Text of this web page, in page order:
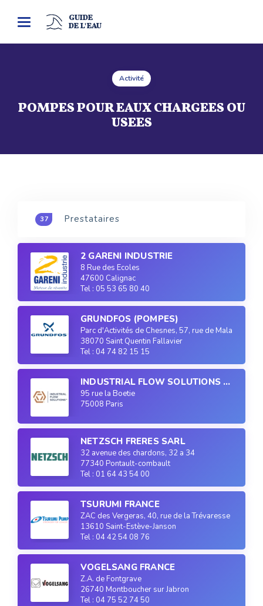
Toggle
GUIDE
DE L'EAU
Activité
POMPES POUR EAUX CHARGEES OU
USEES
37 Prestataires
2 GARENI INDUSTRIE
8 Rue des Ecoles
47600 Calignac
Tel : 05 53 65 80 40
GRUNDFOS (POMPES)
Parc d'Activités de Chesnes, 57, rue de Malacombe
38070 Saint Quentin Fallavier
Tel : 04 74 82 15 15
INDUSTRIAL FLOW SOLUTIONS FRANCE
95 rue la Boetie
75008 Paris
NETZSCH FRERES SARL
32 avenue des chardons, 32 a 34
77340 Pontault-combault
Tel : 01 64 43 54 00
TSURUMI FRANCE
ZAC des Vergeras, 40, rue de la Trévaresse
13610 Saint-Estève-Janson
Tel : 04 42 54 08 76
VOGELSANG FRANCE
Z.A. de Fontgrave
26740 Montboucher sur Jabron
Tel : 04 75 52 74 50